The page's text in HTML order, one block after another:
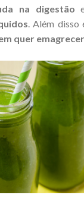
na digestão
. Além
quer emagrecer